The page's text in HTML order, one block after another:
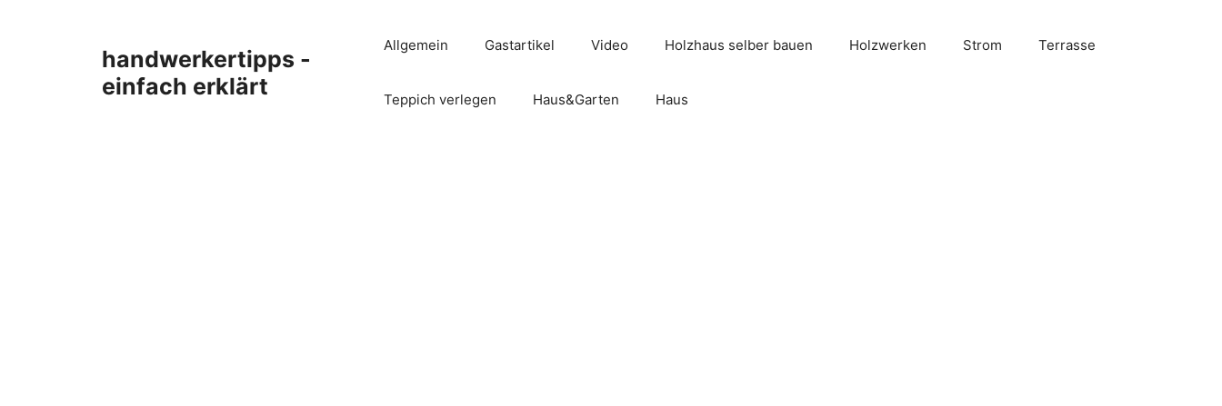
handwerkertipps -
einfach erklärt
Allgemein Gastartikel Video Holzhaus selber bauen Holzwerken Strom Terrasse
Teppich verlegen Haus&Garten Haus